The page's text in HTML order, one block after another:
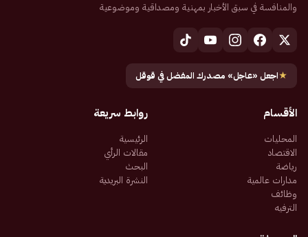
والمنافسة في سبق الأخبار بمهنية ومصداقية وموضوعية
★اجعل «عاجل» مصدرك المفضل في قوقل
الأقسام
المحليات
الاقتصاد
رياضة
مدارات عالمية
وظائف
الترفيه
روابط سريعة
الرئيسية
مقالات الرأي
البحث
النشرة البريدية